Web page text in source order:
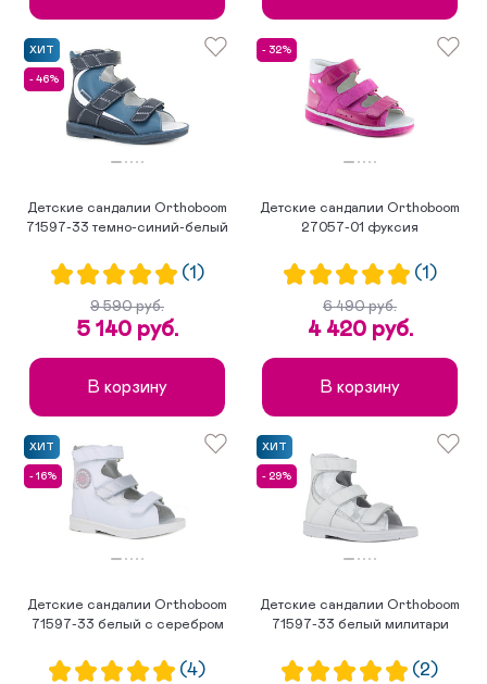
ХИТ
- 46%
Детские сандалии Orthoboom
71597-33 темно-синий-белый
(1)
9 590 руб.
5 140 руб.
В корзину
- 32%
Детские сандалии Orthoboom
27057-01 фуксия
(1)
6 490 руб.
4 420 руб.
В корзину
ХИТ
- 16%
Детские сандалии Orthoboom
71597-33 белый с серебром
(4)
ХИТ
- 29%
Детские сандалии Orthoboom
71597-33 белый милитари
(2)